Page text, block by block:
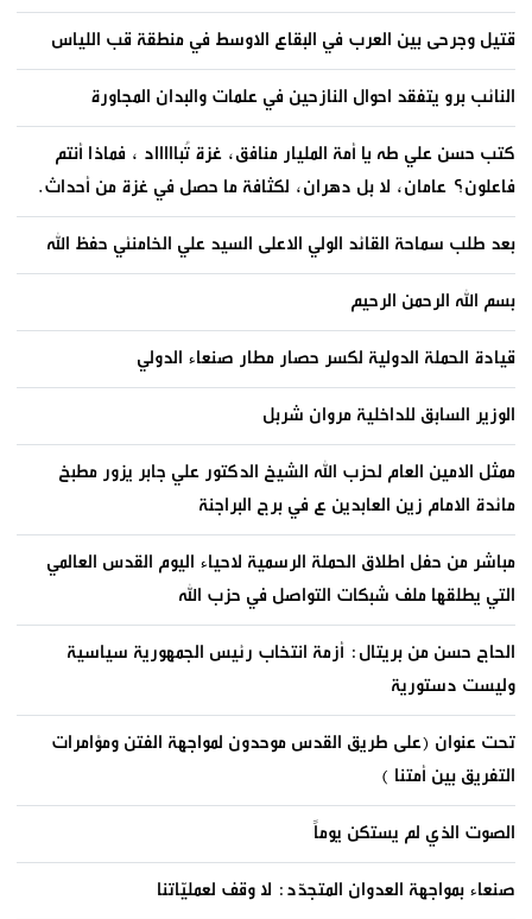
قتيل وجرحى بين العرب في البقاع الاوسط في منطقة قب اللياس
النائب برو يتفقد احوال النازحين في علمات والبدان المجاورة
كتب حسن علي طه يا أمة المليار منافق، غزة تُباااااد ، فماذا أنتم
فاعلون؟ عامان، لا بل دهران، لكثافة ما حصل في غزة من أحداث.
بعد طلب سماحة القائد الولي الاعلى السيد علي الخامنئي حفظ الله
بسم الله الرحمن الرحيم
قيادة الحملة الدولية لكسر حصار مطار صنعاء الدولي
الوزير السابق للداخلية مروان شربل
ممثل الامين العام لحزب الله الشيخ الدكتور علي جابر يزور مطبخ
مائدة الامام زين العابدين ع في برج البراجنة
مباشر من حفل اطلاق الحملة الرسمية لاحياء اليوم القدس العالمي
التي يطلقها ملف شبكات التواصل في حزب الله
الحاج حسن من بريتال: أزمة انتخاب رئيس الجمهورية سياسية
وليست دستورية
تحت عنوان (على طريق القدس موحدون لمواجهة الفتن ومؤامرات
التفريق بين أمتنا )
الصوت الذي لم يستكن يوماً
صنعاء بمواجهة العدوان المتجدّد: لا وقف لعمليّاتنا